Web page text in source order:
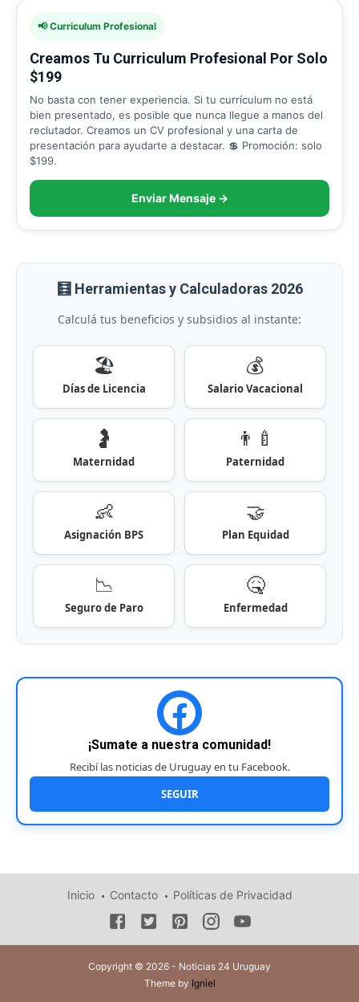
📢 Curriculum Profesional
Creamos Tu Curriculum Profesional Por Solo
$199
No basta con tener experiencia. Si tu currículum no está
bien presentado, es posible que nunca llegue a manos del
reclutador. Creamos un CV profesional y una carta de
presentación para ayudarte a destacar. 💲 Promoción: solo
$199.
Enviar Mensaje →
🧮 Herramientas y Calculadoras 2026
Calculá tus beneficios y subsidios al instante:
🏖️
Días de Licencia
💰
Salario Vacacional
🤰
Maternidad
👨‍🍼
Paternidad
👶
Asignación BPS
🤝
Plan Equidad
📉
Seguro de Paro
🤒
Enfermedad
¡Sumate a nuestra comunidad!
Recibí las noticias de Uruguay en tu Facebook.
SEGUIR
Inicio Contacto Políticas de Privacidad
Copyright © 2026 - Noticias 24 Uruguay
Theme by Igniel